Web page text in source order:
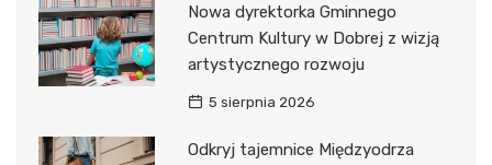
Nowa dyrektorka Gminnego
Centrum Kultury w Dobrej z wizją
artystycznego rozwoju
5 sierpnia 2026
Odkryj tajemnice Międzyodrza